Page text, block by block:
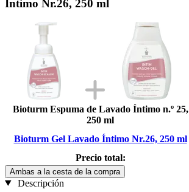
Íntimo Nr.26, 250 ml
Bioturm Espuma de Lavado Íntimo n.º 25,
250 ml
Bioturm Gel Lavado Íntimo Nr.26, 250 ml
Precio total:
Ambas a la cesta de la compra
Descripción